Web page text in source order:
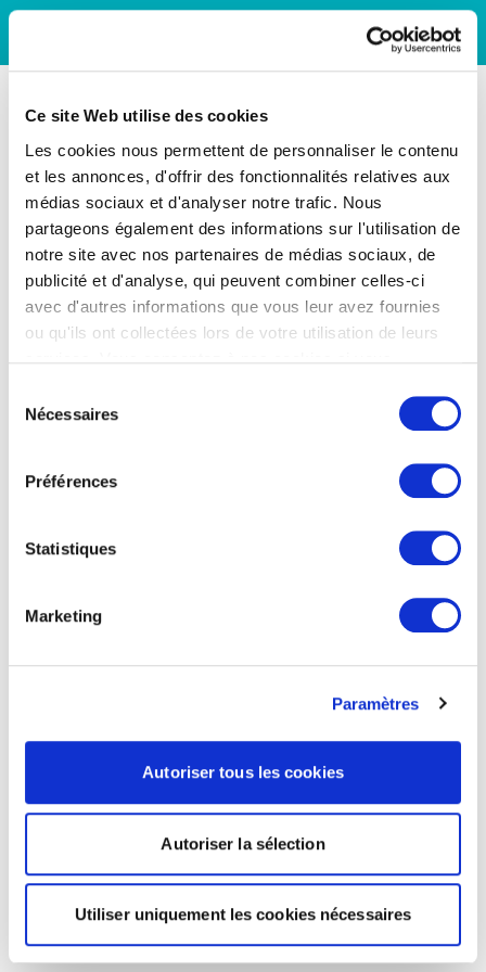
Ce site Web utilise des cookies
Les cookies nous permettent de personnaliser le contenu
et les annonces, d'offrir des fonctionnalités relatives aux
médias sociaux et d'analyser notre trafic. Nous
partageons également des informations sur l'utilisation de
notre site avec nos partenaires de médias sociaux, de
publicité et d'analyse, qui peuvent combiner celles-ci
avec d'autres informations que vous leur avez fournies
ou qu'ils ont collectées lors de votre utilisation de leurs
Nécessaires
Préférences
Statistiques
Marketing
Paramètres
Autoriser tous les cookies
Autoriser la sélection
Utiliser uniquement les cookies nécessaires